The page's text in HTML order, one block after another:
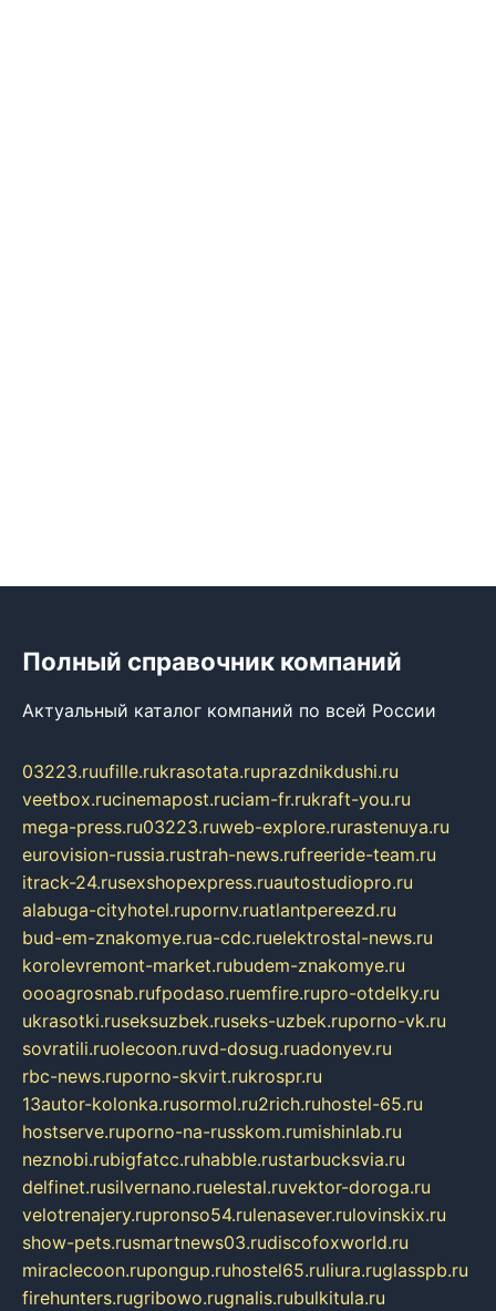
Полный справочник компаний
Актуальный каталог компаний по всей России
03223.ruufille.rukrasotata.ruprazdnikdushi.ru
veetbox.rucinemapost.ruciam-fr.rukraft-you.ru
mega-press.ru03223.ruweb-explore.rurastenuya.ru
eurovision-russia.rustrah-news.rufreeride-team.ru
itrack-24.rusexshopexpress.ruautostudiopro.ru
alabuga-cityhotel.rupornv.ruatlantpereezd.ru
bud-em-znakomye.rua-cdc.ruelektrostal-news.ru
korolevremont-market.rubudem-znakomye.ru
oooagrosnab.rufpodaso.ruemfire.rupro-otdelky.ru
ukrasotki.ruseksuzbek.ruseks-uzbek.ruporno-vk.ru
sovratili.ruolecoon.ruvd-dosug.ruadonyev.ru
rbc-news.ruporno-skvirt.rukrospr.ru
13autor-kolonka.rusormol.ru2rich.ruhostel-65.ru
hostserve.ruporno-na-russkom.rumishinlab.ru
neznobi.rubigfatcc.ruhabble.rustarbucksvia.ru
delfinet.rusilvernano.ruelestal.ruvektor-doroga.ru
velotrenajery.rupronso54.rulenasever.rulovinskix.ru
show-pets.rusmartnews03.rudiscofoxworld.ru
miraclecoon.rupongup.ruhostel65.ruliura.ruglasspb.ru
firehunters.rugribowo.rugnalis.rubulkitula.ru